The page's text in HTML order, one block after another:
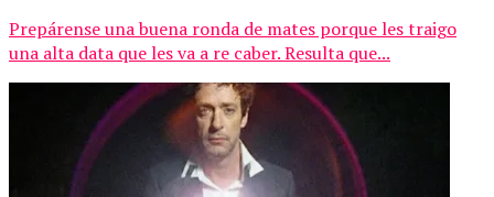
Prepárense una buena ronda de mates porque les traigo
una alta data que les va a re caber. Resulta que...